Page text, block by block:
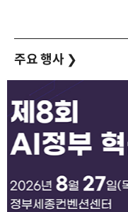
주요 행사 ❯